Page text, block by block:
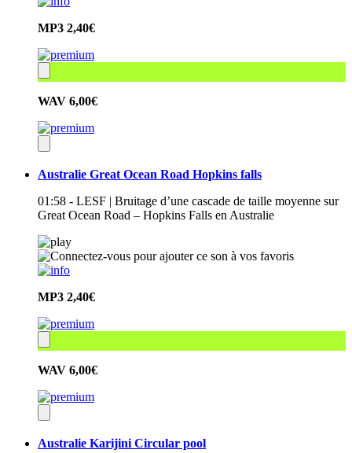
MP3 2,40€
WAV 6,00€
Australie Great Ocean Road Hopkins falls
01:58 - LESF | Bruitage d’une cascade de taille moyenne sur
Great Ocean Road – Hopkins Falls en Australie
MP3 2,40€
WAV 6,00€
Australie Karijini Circular pool